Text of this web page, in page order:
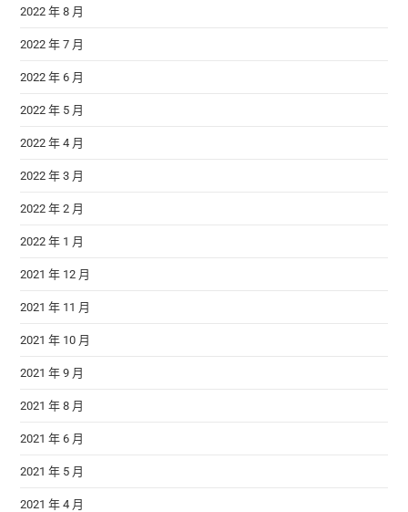
2022 年 8 月
2022 年 7 月
2022 年 6 月
2022 年 5 月
2022 年 4 月
2022 年 3 月
2022 年 2 月
2022 年 1 月
2021 年 12 月
2021 年 11 月
2021 年 10 月
2021 年 9 月
2021 年 8 月
2021 年 6 月
2021 年 5 月
2021 年 4 月